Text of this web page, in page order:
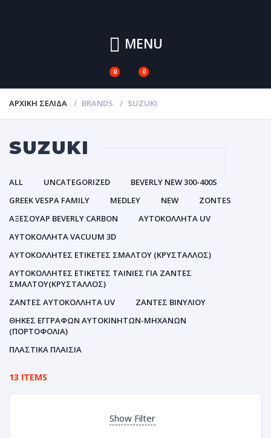
MENU
0 0
ΑΡΧΙΚΉ ΣΕΛΊΔΑ BRANDS SUZUKI
SUZUKI
ALL UNCATEGORIZED
BEVERLY NEW 300-400S
GREEK VESPA FAMILY
MEDLEY NEW
ZONTES
ΑΞΕΣΟΥΑΡ BEVERLY CARBON
ΑΥΤΟΚΌΛΛΗΤΑ UV
ΑΥΤΟΚΌΛΛΗΤΑ VACUUM 3D
ΑΥΤΟΚΌΛΛΗΤΕΣ ΕΤΙΚΈΤΕΣ ΣΜΆΛΤΟΥ (ΚΡΥΣΤΑΛΛΟΣ)
ΑΥΤΟΚΌΛΛΗΤΕΣ ΕΤΙΚΈΤΕΣ ΤΑΙΝΊΕΣ ΓΙΑ ΖΆΝΤΕΣ
ΣΜΆΛΤΟΥ(ΚΡΎΣΤΑΛΛΟΣ)
ΖΆΝΤΕΣ ΑΥΤΟΚΌΛΛΗΤΑ UV
ΖΆΝΤΕΣ ΒΙΝΥΛΊΟΥ
ΘΉΚΕΣ ΕΓΓΡΆΦΩΝ ΑΥΤΟΚΙΝΗΤΩΝ-ΜΗΧΑΝΩΝ
(ΠΟΡΤΟΦΌΛΙΑ)
ΠΛΑΣΤΙΚΆ ΠΛΑΊΣΙΑ
13 ITEMS
Show Filter